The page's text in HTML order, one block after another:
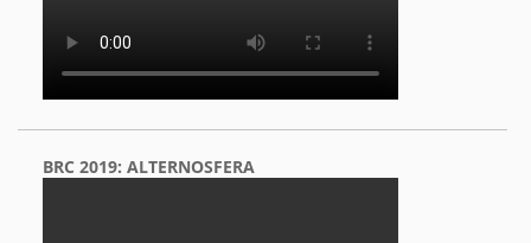
BRC 2019: ALTERNOSFERA